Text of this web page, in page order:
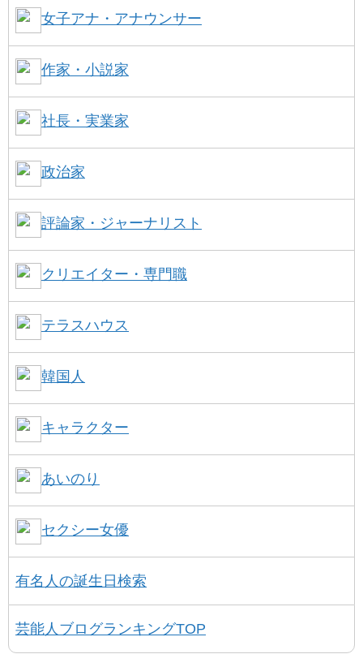
女子アナ・アナウンサー
作家・小説家
社長・実業家
政治家
評論家・ジャーナリスト
クリエイター・専門職
テラスハウス
韓国人
キャラクター
あいのり
セクシー女優
有名人の誕生日検索
芸能人ブログランキングTOP